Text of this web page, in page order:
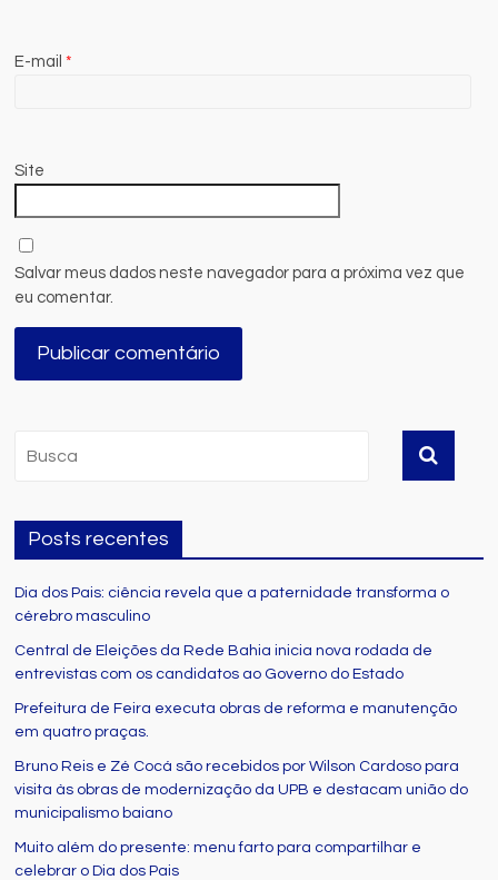
E-mail*
Site
Salvar meus dados neste navegador para a próxima vez que
eu comentar.
Posts recentes
Dia dos Pais: ciência revela que a paternidade transforma o
cérebro masculino
Central de Eleições da Rede Bahia inicia nova rodada de
entrevistas com os candidatos ao Governo do Estado
Prefeitura de Feira executa obras de reforma e manutenção
em quatro praças.
Bruno Reis e Zé Cocá são recebidos por Wilson Cardoso para
visita às obras de modernização da UPB e destacam união do
municipalismo baiano
Muito além do presente: menu farto para compartilhar e
celebrar o Dia dos Pais